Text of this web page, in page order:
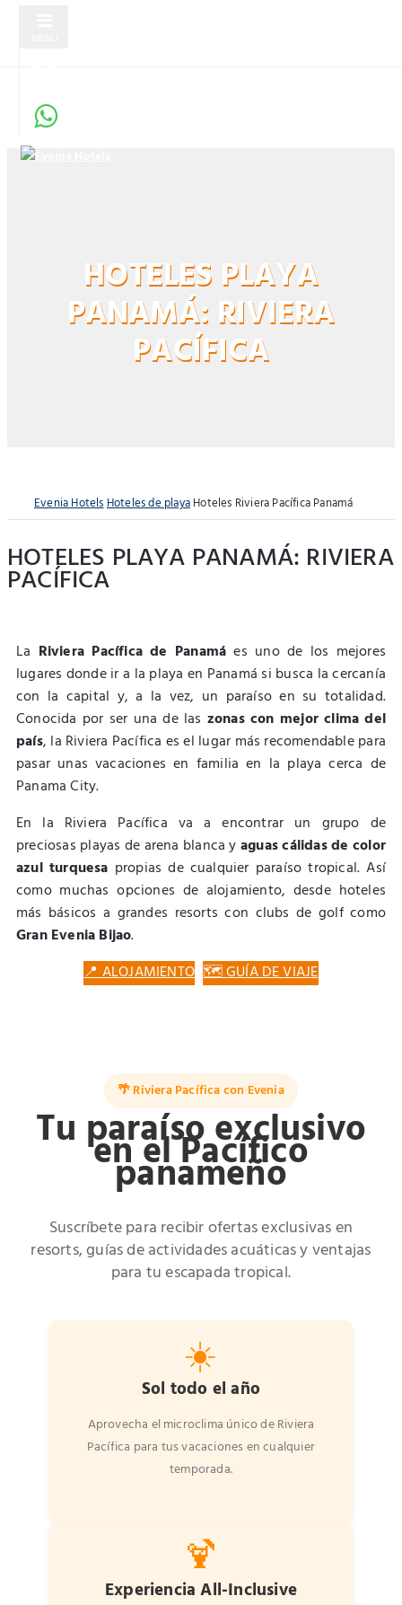
HOTELES PLAYA
PANAMÁ: RIVIERA
PACÍFICA
Evenia HotelsHoteles de playaHoteles Riviera Pacífica Panamá
HOTELES PLAYA PANAMÁ: RIVIERA
PACÍFICA
La Riviera Pacífica de Panamá es uno de los mejores
lugares donde ir a la playa en Panamá si busca la cercanía
con la capital y, a la vez, un paraíso en su totalidad.
Conocida por ser una de las zonas con mejor clima del
país, la Riviera Pacífica es el lugar más recomendable para
pasar unas vacaciones en familia en la playa cerca de
Panama City.
En la Riviera Pacífica va a encontrar un grupo de
preciosas playas de arena blanca yaguas cálidas de color
azul turquesa propias de cualquier paraíso tropical. Así
como muchas opciones de alojamiento, desde hoteles
más básicos a grandes resorts con clubs de golf como
Gran Evenia Bijao.
📍 ALOJAMIENTO 🗺️ GUÍA DE VIAJE
🌴 Riviera Pacífica con Evenia
Tu paraíso exclusivo
en el Pacífico
panameño
Suscríbete para recibir ofertas exclusivas en
resorts, guías de actividades acuáticas y ventajas
para tu escapada tropical.
☀️
Sol todo el año
Aprovecha el microclima único de Riviera
Pacífica para tus vacaciones en cualquier
temporada.
🍹
Experiencia All-Inclusive